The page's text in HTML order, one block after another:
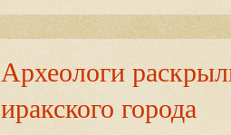
Археологи
иракского города